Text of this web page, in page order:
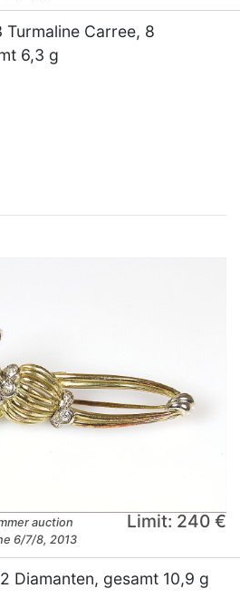
Carree, 8
6,3 g
auction
6/7/8, 2013
Limit: 240 €
Diamanten, gesamt 10,9 g